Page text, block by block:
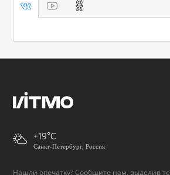
+19
Санкт-Петербург, Россия
Нашли опечатку? Сообщите нам, выделив